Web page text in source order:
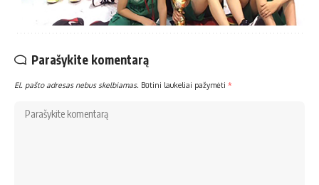
Parašykite komentarą
El. pašto adresas nebus skelbiamas. Būtini laukeliai pažymėti *